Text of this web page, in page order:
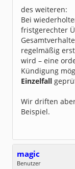
des weiteren:
Bei
fristgerechter
regelmäßig
wird – eine
Kündigung
Einzelfall
Wir driften
Beispiel.
magic
Benutzer